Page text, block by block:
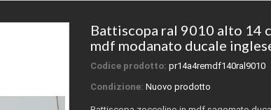
Battiscopa ral 9010 alto 14
mdf modanato ducale
Codice prodotto: pr14a4remdf140ral9010
Condizione: Nuovo prodotto